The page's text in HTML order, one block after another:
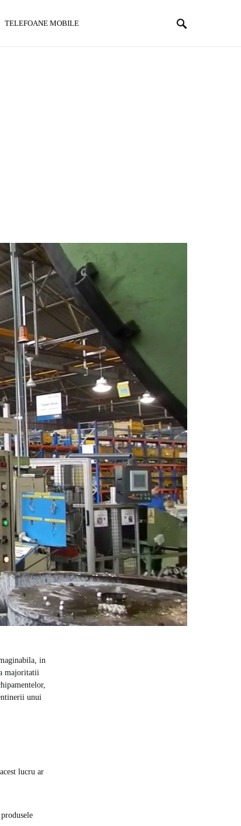
TELEFOANE MOBILE
in
majoritatii
unui
lucru ar